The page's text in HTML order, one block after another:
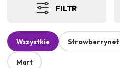
FILTR
Wszystkie
Mart